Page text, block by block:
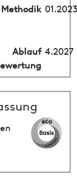
Methodik
Ablauf 4.2027